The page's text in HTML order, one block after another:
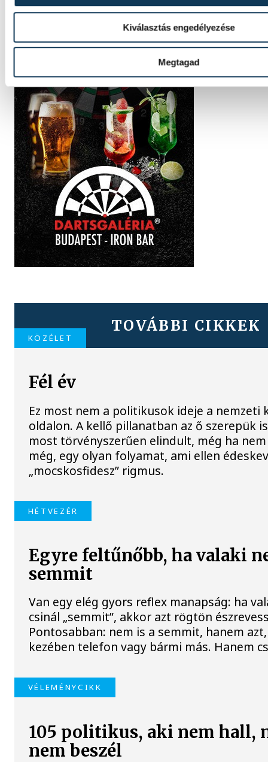
Kiválasztás engedélyezése
Megtagad
TOVÁBBI CIKKEK
KÖZÉLET
Fél év
Ez most nem a politikusok ideje a nemzeti
oldalon. A kellő pillanatban az ő szerepük
most törvényszerűen elindult, még ha
még, egy olyan folyamat, ami ellen
„mocskosfidesz” rigmus.
HÉTVEZÉR
Egyre feltűnőbb, ha valaki
semmit
Van egy elég gyors reflex manapság: ha
csinál „semmit”, akkor azt rögtön
Pontosabban: nem is a semmit, hanem
kezében telefon vagy bármi más. Hanem
VÉLEMÉNYCIKK
105 politikus, aki nem hall,
nem beszél